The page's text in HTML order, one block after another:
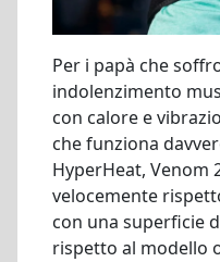
Per i papà che
indolenzimento
con calore e
che funziona
HyperHeat, Venom
velocemente
con una superficie
rispetto al modello